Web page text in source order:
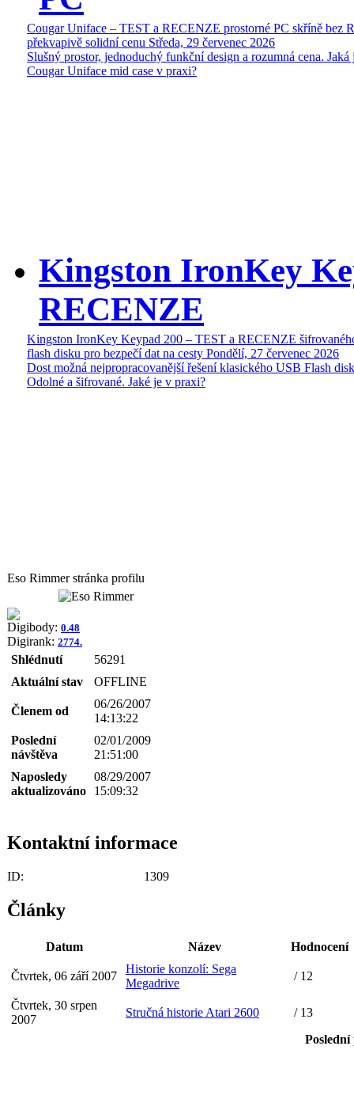
Cougar Uniface – TEST a RECENZE prostorné PC skříně bez
překvapivě solidní cenu Středa, 29 červenec 2026
Slušný prostor, jednoduchý funkční design a rozumná cena. Jaká
Cougar Uniface mid case v praxi?
Kingston IronKey
RECENZE
Kingston IronKey Keypad 200 – TEST a RECENZE
flash disku pro bezpečí dat na cesty Pondělí, 27 červenec 2026
Dost možná nejpropracovanější řešení klasického USB Flash
Odolné a šifrované. Jaké je v praxi?
Eso Rimmer stránka profilu
Digibody: 0.48
Digirank: 2774.
Shlédnutí
56291
Aktuální stav
OFFLINE
Členem od
06/26/2007
14:13:22
Poslední
návštěva
02/01/2009
21:51:00
Naposledy
aktualizováno
08/29/2007
15:09:32
Kontaktní informace
ID: 1309
Články
Datum Název Hodnocení
Čtvrtek, 06 září 2007
Historie konzolí: Sega
Megadrive
/ 12
Čtvrtek, 30 srpen
2007
Stručná historie Atari 2600
/ 13